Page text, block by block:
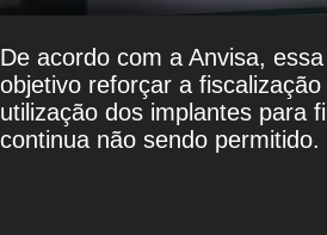
De acordo com a Anvisa,
objetivo reforçar a
utilização dos implantes para
continua não sendo permitido.